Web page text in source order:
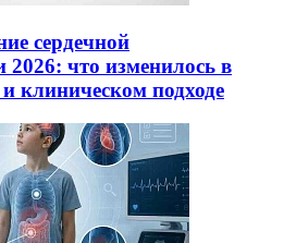
сердечной
2026: что изменилось в
клиническом подходе